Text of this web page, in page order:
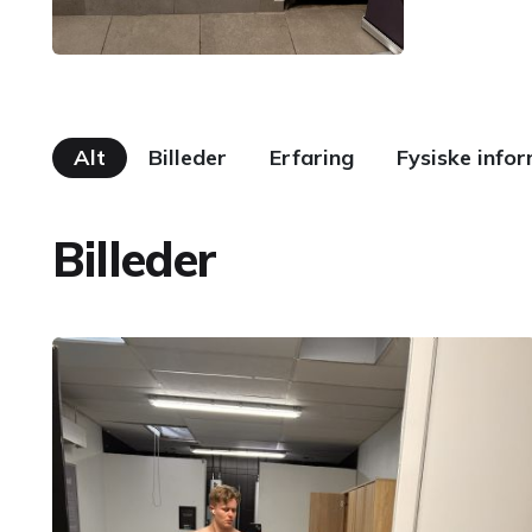
Alt Billeder Erfaring Fysiske
Billeder